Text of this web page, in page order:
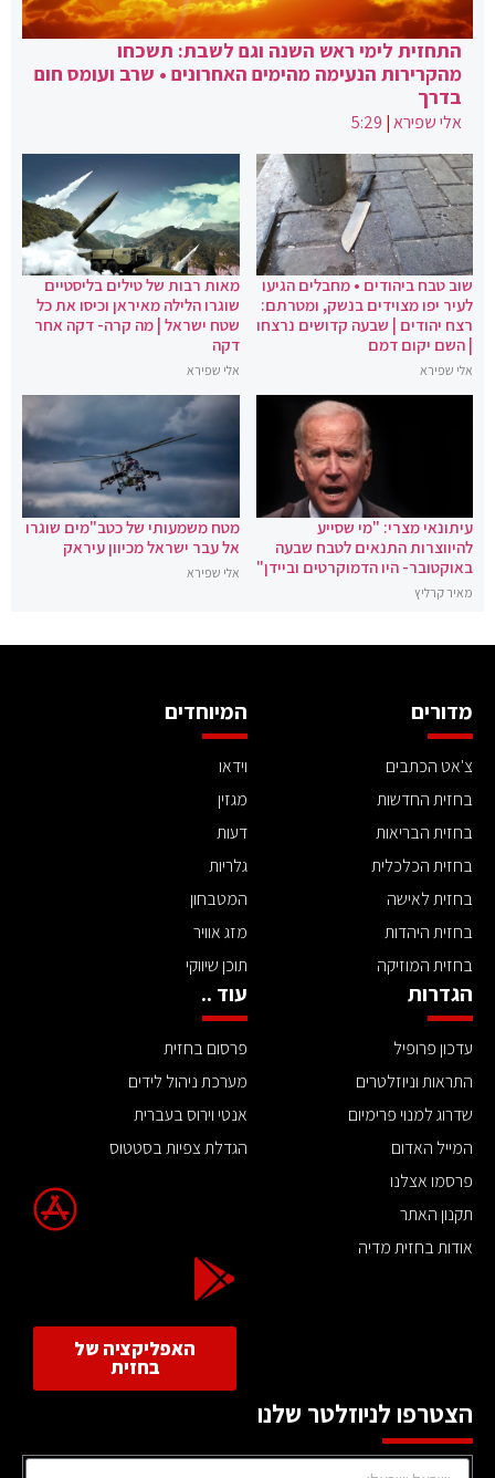
התחזית לימי ראש השנה וגם לשבת: תשכחו
מהקרירות הנעימה מהימים האחרונים • שרב ועומס חום
בדרך
אלי שפירא|
5:29
שוב טבח ביהודים • מחבלים הגיעו
לעיר יפו מצוידים בנשק, ומטרתם:
רצח יהודים | שבעה קדושים נרצחו
| השם יקום דמם
אלי שפירא
מאות רבות של טילים בליסטיים
שוגרו הלילה מאיראן וכיסו את כל
שטח ישראל | מה קרה- דקה אחר
דקה
אלי שפירא
עיתונאי מצרי: "מי שסייע
להיווצרות התנאים לטבח שבעה
באוקטובר- היו הדמוקרטים וביידן"
מאיר קרליץ
מטח משמעותי של כטב"מים שוגרו
אל עבר ישראל מכיוון עיראק
אלי שפירא
מדורים
צ'אט הכתבים
בחזית החדשות
בחזית הבריאות
בחזית הכלכלית
בחזית לאישה
בחזית היהדות
בחזית המוזיקה
המיוחדים
וידאו
מגזין
דעות
גלריות
המטבחון
מזג אוויר
תוכן שיווקי
הגדרות
עדכון פרופיל
התראות וניוזלטרים
שדרוג למנוי פרימיום
המייל האדום
פרסמו אצלנו
תקנון האתר
אודות בחזית מדיה
עוד ..
פרסום בחזית
מערכת ניהול לידים
אנטי וירוס בעברית
הגדלת צפיות בסטטוס
האפליקציה של
בחזית
הצטרפו לניוזלטר שלנו